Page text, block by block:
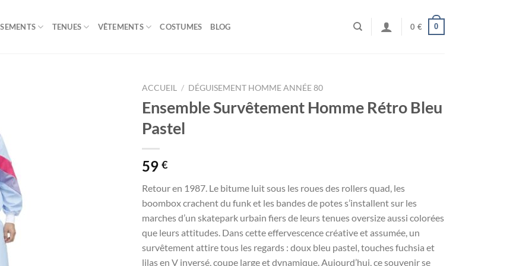
TENUES VÊTEMENTS COSTUMES BLOG 0 € 0
ACCUEIL / DÉGUISEMENT HOMME ANNÉE 80
Ensemble Survêtement Homme Rétro Bleu
Pastel
59 €
Retour en 1987. Le bitume luit sous les roues des rollers quad, les
boombox crachent du funk et les bandes de potes s’installent sur les
marches d’un skatepark urbain fiers de leurs tenues oversize aussi colorées
que leurs attitudes. Dans cette effervescence créative et assumée, un
survêtement attire tous les regards : doux bleu pastel, touches fuchsia et
lilas en V inversé, coupe large et dynamique. Aujourd’hui, ce souvenir se